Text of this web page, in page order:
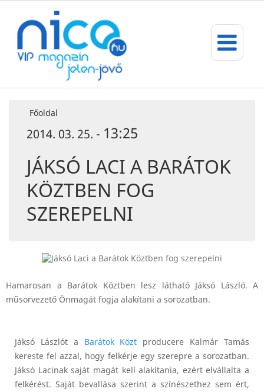
Főoldal
2014. 03. 25. - 13:25
JÁKSÓ LACI A BARÁTOK
KÖZTBEN FOG
SZEREPELNI
Hamarosan a Barátok Köztben lesz látható Jáksó László. A
műsorvezető Önmagát fogja alakítani a sorozatban.
Jáksó Lászlót a Barátok Közt producere Kalmár Tamás
kereste fel azzal, hogy felkérje egy szerepre a sorozatban.
Jáksó Lacinak saját magát kell alakítania, ezért elvállalta a
felkérést. Saját bevallása szerint a színészethez sem ért,